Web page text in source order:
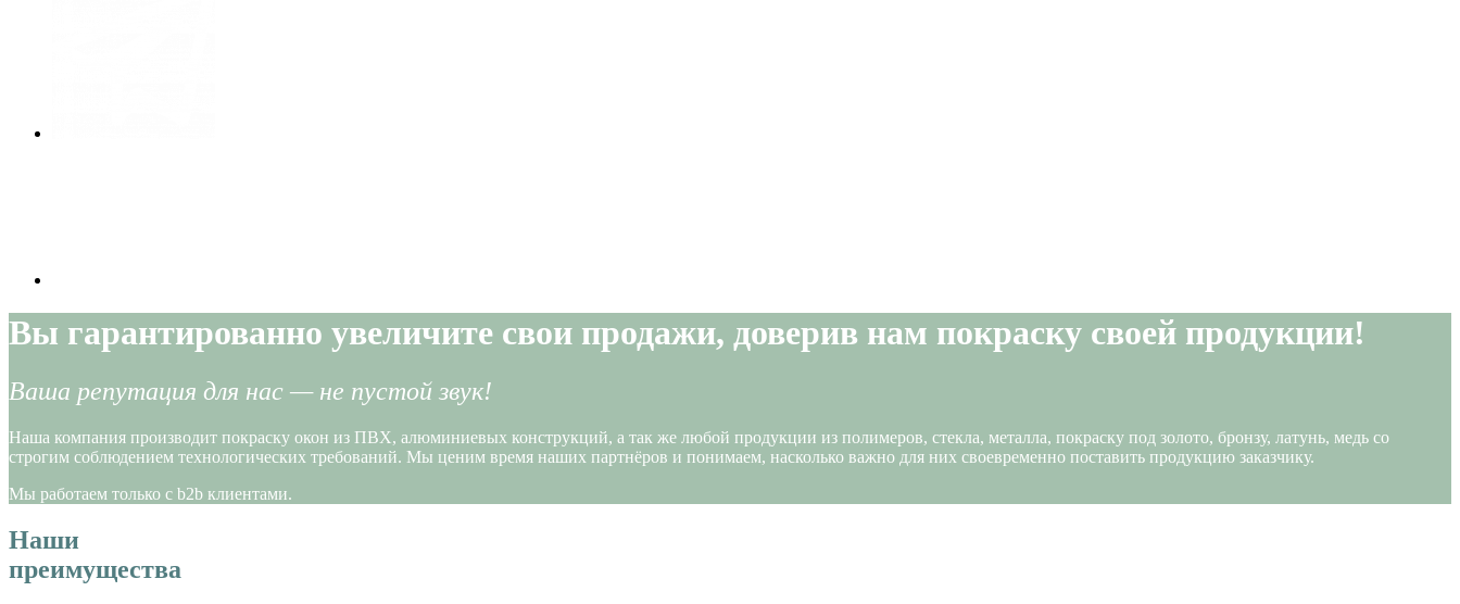
Вы гарантированно увеличите свои продажи, доверив нам покраску своей продукции!
Ваша репутация для нас — не пустой звук!
Наша компания производит покраску окон из ПВХ, алюминиевых конструкций, а так же любой продукции из полимеров, стекла, металла, покраску под золото, бронзу, латунь, медь со
строгим соблюдением технологических требований. Мы ценим время наших партнёров и понимаем, насколько важно для них своевременно поставить продукцию заказчику.
Мы работаем только с b2b клиентами.
Наши
преимущества